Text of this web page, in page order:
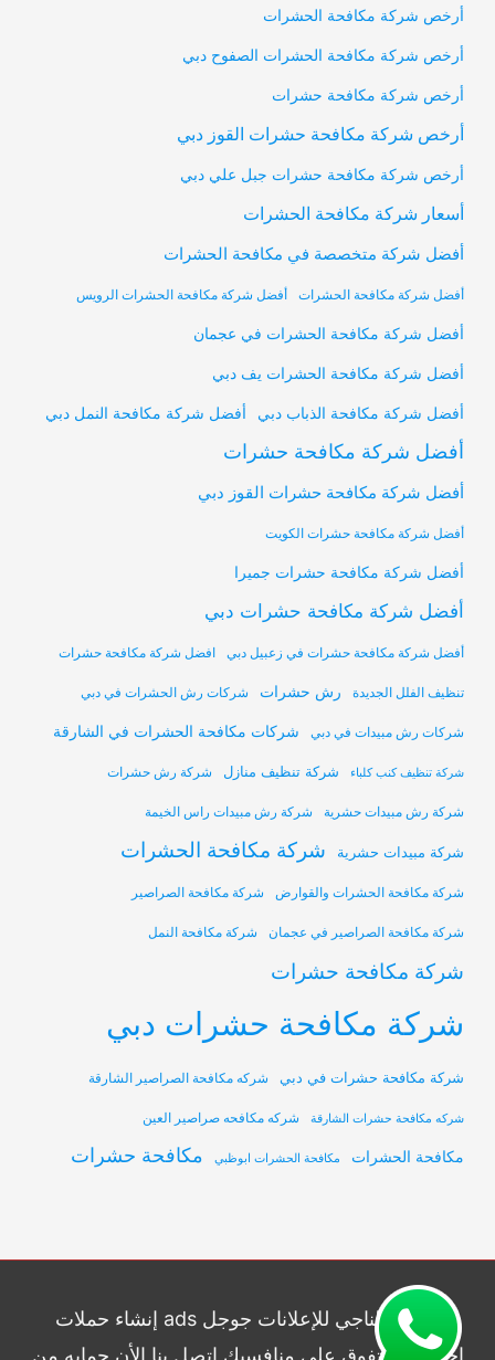
أرخص شركة مكافحة الحشرات
أرخص شركة مكافحة الحشرات الصفوح دبي
أرخص شركة مكافحة حشرات
أرخص شركة مكافحة حشرات القوز دبي
أرخص شركة مكافحة حشرات جبل علي دبي
أسعار شركة مكافحة الحشرات
أفضل شركة متخصصة في مكافحة الحشرات
أفضل شركة مكافحة الحشرات أفضل شركة مكافحة الحشرات الرويس
أفضل شركة مكافحة الحشرات في عجمان
أفضل شركة مكافحة الحشرات يف دبي
أفضل شركة مكافحة الذباب دبي أفضل شركة مكافحة النمل دبي
أفضل شركة مكافحة حشرات
أفضل شركة مكافحة حشرات القوز دبي
أفضل شركة مكافحة حشرات الكويت
أفضل شركة مكافحة حشرات جميرا
أفضل شركة مكافحة حشرات دبي
أفضل شركة مكافحة حشرات في زعبيل دبي افضل شركة مكافحة حشرات
تنظيف الفلل الجديدة رش حشرات شركات رش الحشرات في دبي
شركات رش مبيدات في دبي شركات مكافحة الحشرات في الشارقة
شركة تنظيف كنب كلباء شركة تنظيف منازل شركة رش حشرات
شركة رش مبيدات حشرية شركة رش مبيدات راس الخيمة
شركة مبيدات حشرية شركة مكافحة الحشرات
شركة مكافحة الحشرات والقوارض شركة مكافحة الصراصير
شركة مكافحة الصراصير في عجمان شركة مكافحة النمل
شركة مكافحة حشرات
شركة مكافحة حشرات دبي
شركة مكافحة حشرات في دبي شركه مكافحة الصراصير الشارقة
شركه مكافحة حشرات الشارقة شركه مكافحه صراصير العين
مكافحة الحشرات مكافحة الحشرات ابوظبي مكافحة حشرات
شركة الناجي للإعلانات جوجل ads إنشاء حملات